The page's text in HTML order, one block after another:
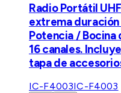
Radio Portátil
extrema
Potencia / Bocina
16 canales.
tapa de
IC-F4003IC-F4003